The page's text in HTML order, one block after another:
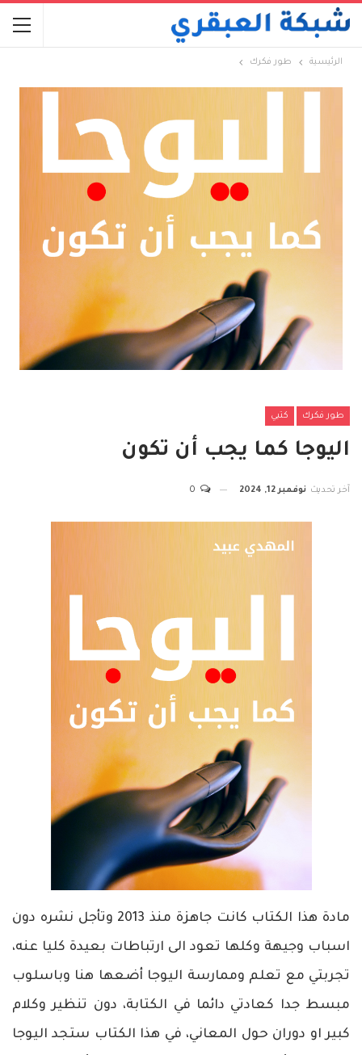
الرئيسية طور فكرك
طور فكرك كتبي
اليوجا كما يجب أن تكون
آخر تحديث نوفمبر 12, 2024
مادة هذا الكتاب كانت جاهزة منذ 2013 وتأجل نشره دون
اسباب وجيهة وكلها تعود الى ارتباطات بعيدة كليا عنه،
تجربتي مع تعلم وممارسة اليوجا أضعها هنا وباسلوب
مبسط جدا كعادتي دائما في الكتابة، دون تنظير وكلام
كبير او دوران حول المعاني، في هذا الكتاب ستجد اليوجا